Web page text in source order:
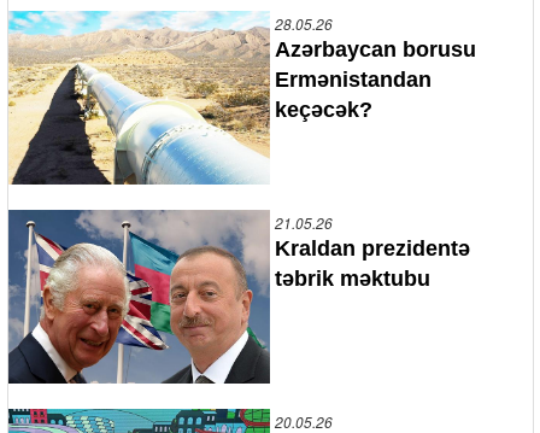
28.05.26
Azərbaycan borusu
Ermənistandan
keçəcək?
21.05.26
Kraldan prezidentə
təbrik məktubu
20.05.26